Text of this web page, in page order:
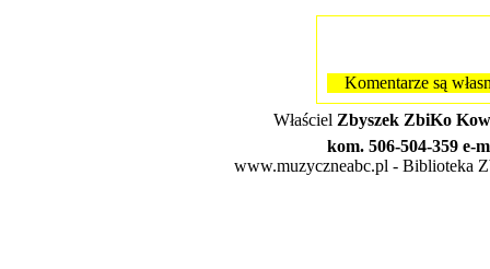
Komentarze są
Właściel Zbyszek ZbiKo
kom. 506-504-359 e-
www.muzyczneabc.pl - Biblioteka